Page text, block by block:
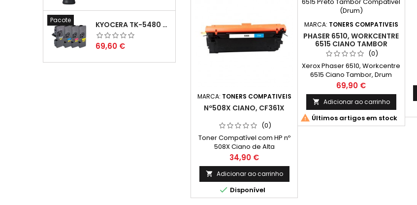
Pacote KYOCERA TK-5480 PACK TONERS COMPATÍVEIS
Preço
69,60 €
MARCA: TONERS COMPATIVEIS
Nº508X CIANO, CF361X
(0)
Toner Compatível com HP nº
508X Ciano de Alta
Capacidade CF361X
Capacidade: 9.500 páginas.
Preço
34,90 €
 Adicionar ao carrinho
 Disponível
MARCA: TONERS COMPATIVEIS
PHASER 6510, WORKCENTRE
6515 CIANO TAMBOR
COMPATIVEL (DRUM)
(0)
Xerox Phaser 6510, Workcentre
6515 Ciano Tambor, Drum
Compativel 108R01417
Capacidade: 48.000 Pág.
Preço
69,90 €
 Adicionar ao carrinho
 Últimos artigos em stock